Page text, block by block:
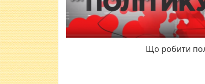
Що робити